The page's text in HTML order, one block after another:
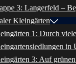
3: Langerfeld –
Kleingärten
1: Durch viele
in
3: Auf